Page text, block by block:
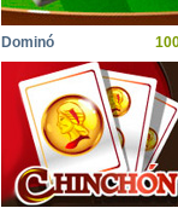
Dominó